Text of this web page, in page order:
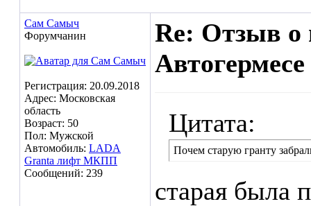
Сам Самыч
Форумчанин
Регистрация: 20.09.2018
Адрес: Московская
область
Возраст: 50
Пол: Мужской
Автомобиль: LADA
Granta лифт МКПП
Сообщений: 239
Re: Отзыв о
Цитата:
Почем старую гранту
старая была